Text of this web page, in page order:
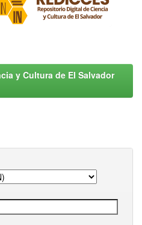
y Cultura de El Salvador